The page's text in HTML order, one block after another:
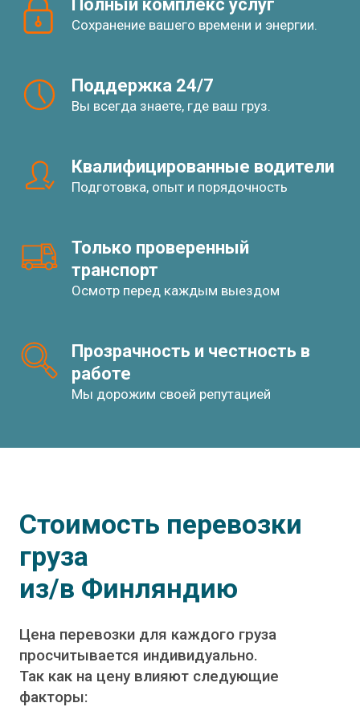
Полный комплекс услуг
Сохранение вашего времени и энергии.
Поддержка 24/7
Вы всегда знаете, где ваш груз.
Квалифицированные водители
Подготовка, опыт и порядочность
Только проверенный
транспорт
Осмотр перед каждым выездом
Прозрачность и честность в
работе
Мы дорожим своей репутацией
Стоимость перевозки
груза
из/в Финляндию
Цена перевозки для каждого груза
просчитывается индивидуально.
Так как на цену влияют следующие
факторы: